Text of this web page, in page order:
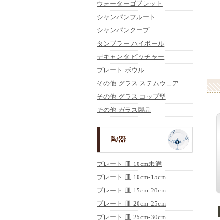
ウォーターゴブレット
シャンパンフルート
シャンパンクープ
タンブラー ハイボール
デキャンタ ピッチャー
プレート ボウル
その他 グラス ステムウェア
その他 グラス コップ型
その他 ガラス製品
プレート 皿 10cm未満
プレート 皿 10cm-15cm
プレート 皿 15cm-20cm
プレート 皿 20cm-25cm
プレート 皿 25cm-30cm